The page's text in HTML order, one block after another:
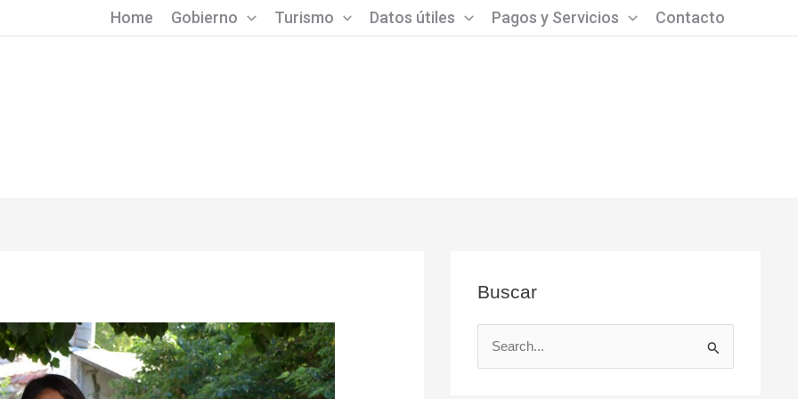
Home Gobierno Turismo Datos útiles Pagos y Servicios Contacto
Buscar